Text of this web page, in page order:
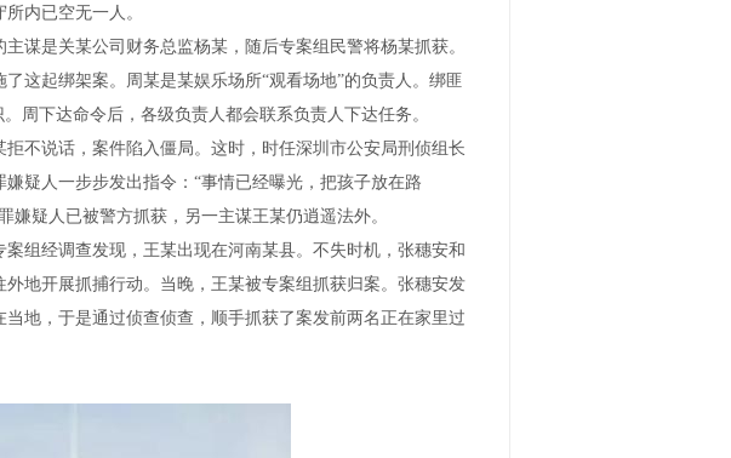
内已空无一人。
谋是关某公司财务总监杨某，随后专案组民警将杨某抓获。
这起绑架案。周某是某娱乐场所“观看场地”的负责人。绑匪
周下达命令后，各级负责人都会联系负责人下达任务。
不说话，案件陷入僵局。这时，时任深圳市公安局刑侦组长
疑人一步步发出指令：“事情已经曝光，把孩子放在路
嫌疑人已被警方抓获，另一主谋王某仍逍遥法外。
案组经调查发现，王某出现在河南某县。不失时机，张穗安和
地开展抓捕行动。当晚，王某被专案组抓获归案。张穗安发
地，于是通过侦查侦查，顺手抓获了案发前两名正在家里过